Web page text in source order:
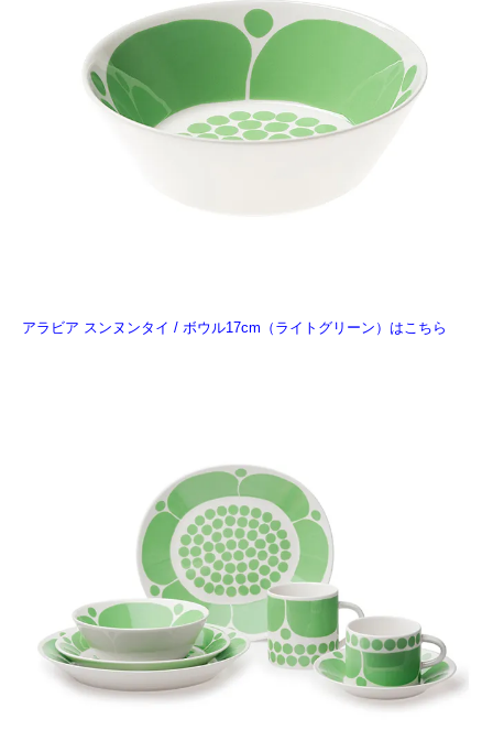
アラビア スンヌンタイ / ボウル17cm（ライトグリーン）はこちら